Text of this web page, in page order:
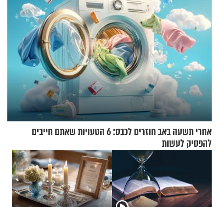
אחרי תשעה באב חוזרים לכבס: 6 הטעויות שאתם חייבים
להפסיק לעשות